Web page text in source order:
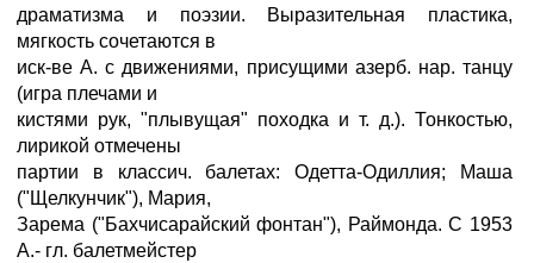
драматизма и поэзии. Выразительная пластика,
мягкость сочетаются в
иск-ве А. с движениями, присущими азерб. нар. танцу
(игра плечами и
кистями рук, "плывущая" походка и т. д.). Тонкостью,
лирикой отмечены
партии в классич. балетах: Одетта-Одиллия; Маша
("Щелкунчик"), Мария,
Зарема ("Бахчисарайский фонтан"), Раймонда. С 1953
А.- гл. балетмейстер